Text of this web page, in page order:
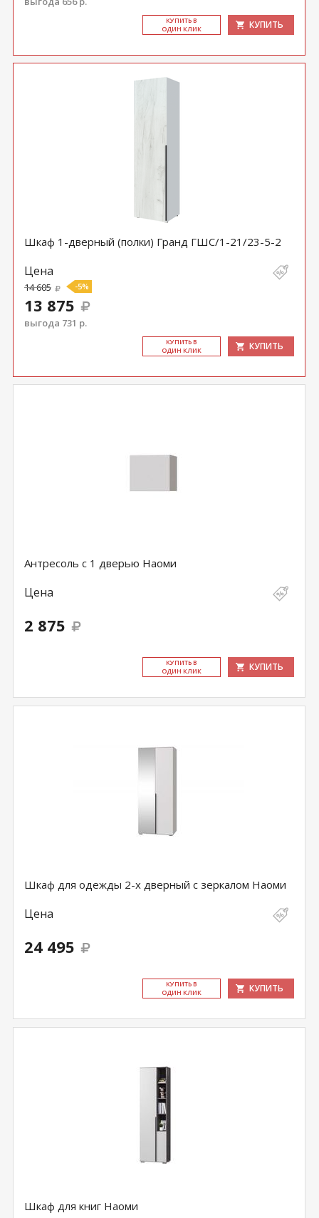
КУ­ПИТЬ В
ОДИН КЛИК
КУПИТЬ
Шкаф 1-дверный (полки) Гранд ГШС/1-21/23-5-2
Цена
14 605 -5%
13 875
выгода 731 р.
КУ­ПИТЬ В
ОДИН КЛИК
КУПИТЬ
Антресоль с 1 дверью Наоми
Цена
2 875
КУ­ПИТЬ В
ОДИН КЛИК
КУПИТЬ
Шкаф для одежды 2-х дверный с зеркалом Наоми
Цена
24 495
КУ­ПИТЬ В
ОДИН КЛИК
КУПИТЬ
Шкаф для книг Наоми